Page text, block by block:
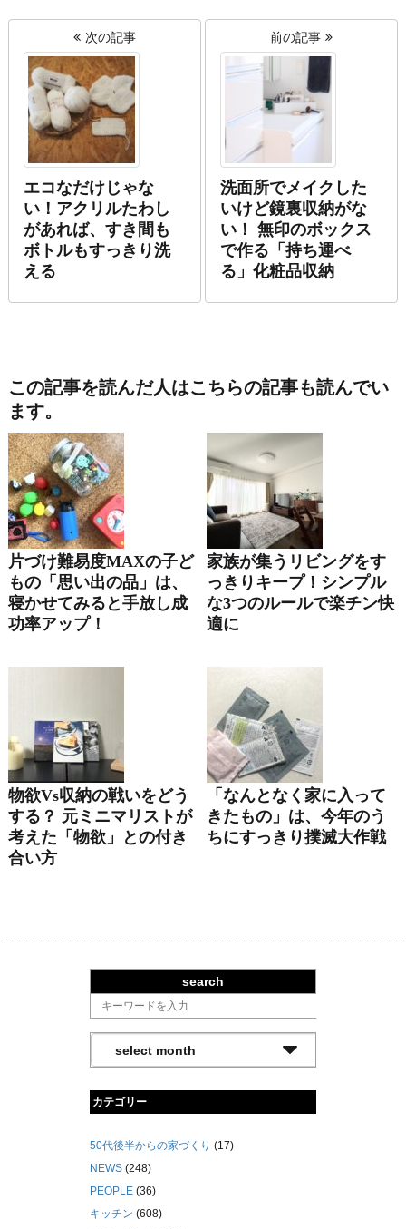
次の記事
エコなだけじゃな
い！アクリルたわし
があれば、すき間も
ボトルもすっきり洗
える
前の記事
洗面所でメイクした
いけど鏡裏収納がな
い！ 無印のボックス
で作る「持ち運べ
る」化粧品収納
この記事を読んだ人はこちらの記事も読んでい
ます。
片づけ難易度MAXの子ど
もの「思い出の品」は、
寝かせてみると手放し成
功率アップ！
家族が集うリビングをす
っきりキープ！シンプル
な3つのルールで楽チン快
適に
物欲vs収納の戦いをどう
する？ 元ミニマリストが
考えた「物欲」との付き
合い方
「なんとなく家に入って
きたもの」は、今年のう
ちにすっきり撲滅大作戦
search
カテゴリー
50代後半からの家づくり (17)
NEWS (248)
PEOPLE (36)
キッチン (608)